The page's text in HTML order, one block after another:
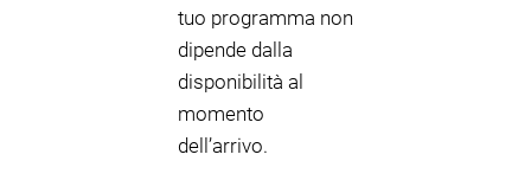
tuo programma non
dipende dalla
disponibilità al
momento
dell’arrivo.